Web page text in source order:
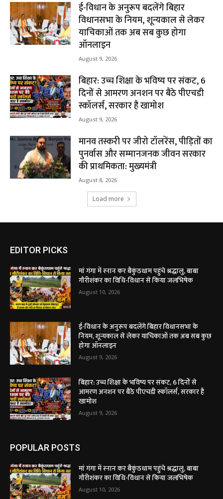
ई-विधान के अनुरूप बदलेंगे बिहार
विधानसभा के नियम, शून्यकाल से लेकर
याचिकाओं तक अब सब कुछ होगा
ऑनलाइन
August 9, 2026
बिहार: उच्च शिक्षा के भविष्य पर संकट, 6
दिनों से आमरण अनशन पर बैठे पीएचडी
स्कॉलर्स, सरकार है खामोश
August 9, 2026
मानव तस्करी पर जीरो टॉलरेंस, पीड़ितों का
पुनर्वास और सम्मानजनक जीवन सरकार
की प्राथमिकता: मुख्यमंत्री
August 8, 2026
Load more
EDITOR PICKS
मां गंगा में स्नान कर बैकुंठधाम पहुंचे श्रद्धालु, बाबा
गौरीशंकर का विधि-विधान से किया जलभिषेक
August 10, 2026
ई-विधान के अनुरूप बदलेंगे बिहार विधानसभा के
नियम, शून्यकाल से लेकर याचिकाओं तक अब सब कुछ
होगा ऑनलाइन
August 9, 2026
बिहार: उच्च शिक्षा के भविष्य पर संकट, 6 दिनों से
आमरण अनशन पर बैठे पीएचडी स्कॉलर्स, सरकार है
खामोश
August 9, 2026
POPULAR POSTS
मां गंगा में स्नान कर बैकुंठधाम पहुंचे श्रद्धालु, बाबा
गौरीशंकर का विधि-विधान से किया जलभिषेक
August 10, 2026